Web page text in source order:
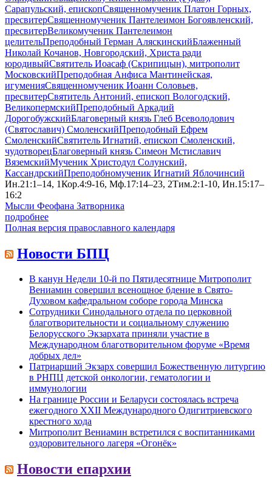
Сарапульский, епископСвященномученик Платон Горных,
пресвитерСвященномученик Пантелеимон Богоявленский,
пресвитерВеликомученик Пантелеимон
целительПреподобный Герман АляскинскийБлаженный
Николай Кочанов, Новгородский, Христа ради
юродивыйСвятитель Иоасаф (Скрипицын), митрополит
МосковскийПреподобная Анфиса Мантинейская,
игуменияСвященномученик Иоанн Соловьев,
пресвитерСвятитель Антоний, епископ Вологодский,
ВеликопермскийПреподобный Аркадий
ДорогобужскийБлаговерный князь Глеб Всеволодович
(Святославич) СмоленскийПреподобный Ефрем
СмоленскийСвятитель Игнатий, епископ Смоленский,
чудотворецБлаговерный князь Симеон Мстиславич
ВяземскийМученик Христодул Солунский,
КассандрскийПреподобномученик Игнатий Яблочинсий
Ин.21:1–14, 1Кор.4:9-16, Мф.17:14–23, 2Тим.2:1-10, Ин.15:17–
16:2
Мысли Феофана Затворника
подробнее
Полная версия православного календаря
Новости БПЦ
В канун Недели 10-й по Пятидесятнице Митрополит
Вениамин совершил всенощное бдение в Свято-
Духовом кафедральном соборе города Минска
Сотрудники Синодального отдела по церковной
благотворительности и социальному служению
Белорусского Экзархата приняли участие в
Международном благотворительном форуме «Время
добрых дел»
Патриарший Экзарх совершил Божественную литургию
в РНПЦ детской онкологии, гематологии и
иммунологии
На границе России и Беларуси состоялась встреча
ежегодного XXII Международного Одигитриевского
крестного хода
Митрополит Вениамин встретился с воспитанниками
оздоровительного лагеря «Огонёк»
Новости епархии